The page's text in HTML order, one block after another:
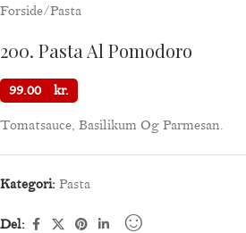
Forside/Pasta
200. Pasta Al Pomodoro
99.00 kr.
Tomatsauce, Basilikum Og Parmesan.
Kategori: Pasta
Del: